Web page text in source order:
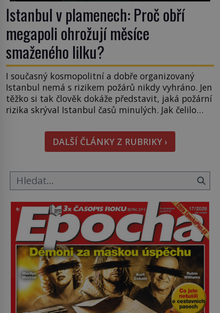
Istanbul v plamenech: Proč obří
megapoli ohrožují měsíce
smaženého lilku?
I současný kosmopolitní a dobře organizovaný
Istanbul nemá s rizikem požárů nikdy vyhráno. Jen
těžko si tak člověk dokáže představit, jaká požární
rizika skrýval Istanbul časů minulých. Jak čelilo
proč jsou zde stále tolik obávány měsíce
smaženého lilku? První hasičský sbor se
v Istanbulu objevuje v roce 1714 a […]
DALŠÍ ČLÁNKY Z RUBRIKY ›